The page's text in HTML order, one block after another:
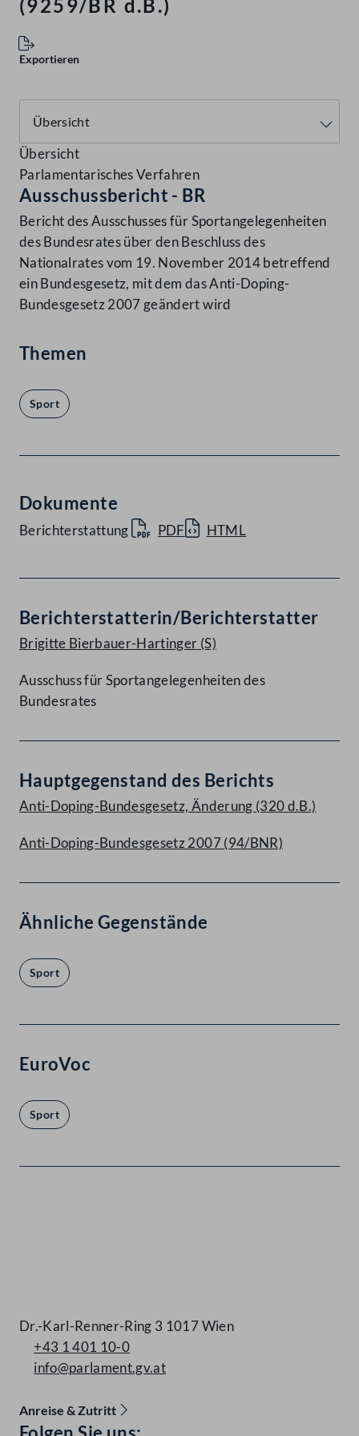
(9259/BR d.B.)
Exportieren
Übersicht
Parlamentarisches Verfahren
Ausschussbericht - BR
Bericht des Ausschusses für Sportangelegenheiten
des Bundesrates über den Beschluss des
Nationalrates vom 19. November 2014 betreffend
ein Bundesgesetz, mit dem das Anti-Doping-
Bundesgesetz 2007 geändert wird
Themen
Sport
Dokumente
Berichterstattung PDF HTML
Berichterstatterin/Berichterstatter
Brigitte Bierbauer-Hartinger (S)
Ausschuss für Sportangelegenheiten des
Bundesrates
Hauptgegenstand des Berichts
Anti-Doping-Bundesgesetz, Änderung (320 d.B.)
Anti-Doping-Bundesgesetz 2007 (94/BNR)
Ähnliche Gegenstände
Sport
EuroVoc
Sport
Dr.-Karl-Renner-Ring 3 1017 Wien
+43 1 401 10-0
info@parlament.gv.at
Anreise & Zutritt